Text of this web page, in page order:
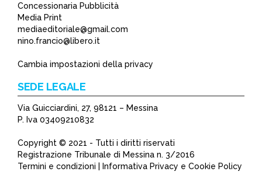
Concessionaria Pubblicità
Media Print
mediaeditoriale@gmail.com
nino.francio@libero.it
Cambia impostazioni della privacy
SEDE LEGALE
Via Guicciardini, 27, 98121 – Messina
P. Iva 03409210832
Copyright © 2021 - Tutti i diritti riservati
Registrazione Tribunale di Messina n. 3/2016
Termini e condizioni | Informativa Privacy e Cookie Policy